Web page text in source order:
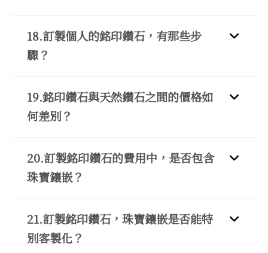
18.訂製個人的銘印鑽石，有那些步
驟？
19.銘印鑽石與天然鑽石之間的價格如
何差別？
20.訂製銘印鑽石的費用中，是否包含
珠寶鑲嵌？
21.訂製銘印鑽石，珠寶鑲嵌是否能特
別客製化？